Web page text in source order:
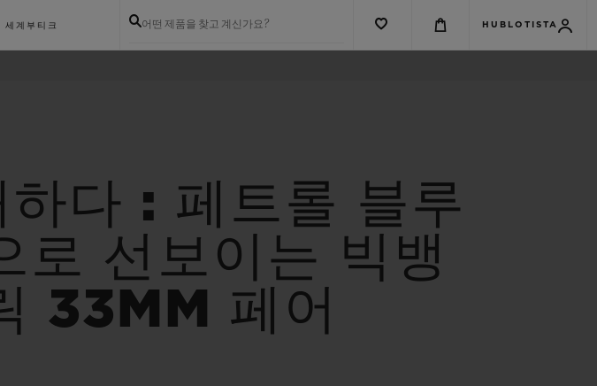
세계 부티크 어떤 제품을 찾고 계신가요? HUBLOTISTA
다 : 페트롤 블루
로 선보이는 빅뱅
33MM 페어